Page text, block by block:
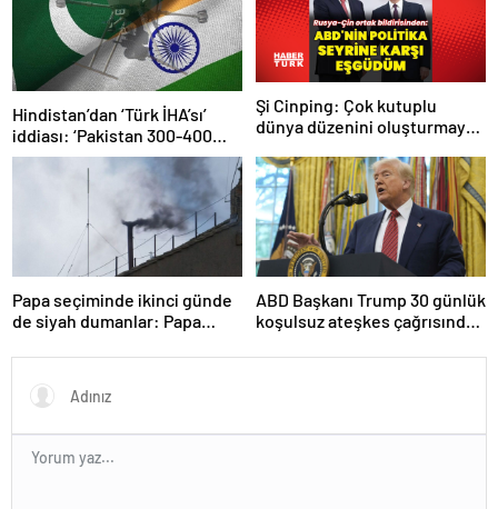
Hindistan’dan ‘Türk İHA’sı’
iddiası: ‘Pakistan 300-400
tanesi ile 36 noktaya sızdı’
Şi Cinping: Çok kutuplu
dünya düzenini oluşturmaya
Papa seçiminde ikinci günde
de siyah dumanlar: Papa
ABD Başkanı Trump 30 günlük
koşulsuz ateşkes çağrısında